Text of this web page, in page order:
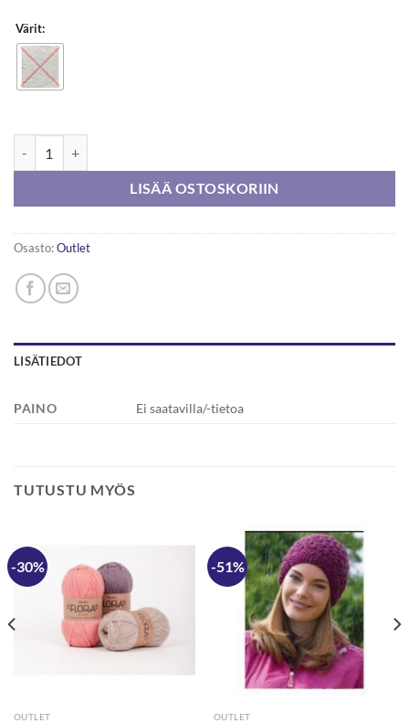
Värit:
LISÄÄ OSTOSKORIIN
Osasto:Outlet
LISÄTIEDOT
PAINO Ei saatavilla/-tietoa
TUTUSTU MYÖS
-30%
OUTLET
-51%
OUTLET